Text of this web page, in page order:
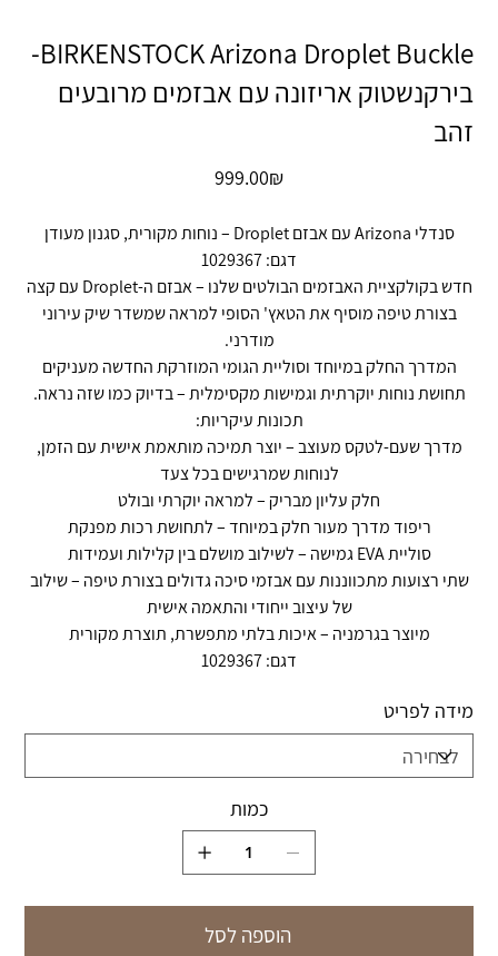
BIRKENSTOCK Arizona Droplet Buckle-
בירקנשטוק אריזונה עם אבזמים מרובעים
זהב
‏999.00 ‏₪
סנדלי Arizona עם אבזם Droplet – נוחות מקורית, סגנון מעודן
דגם: 1029367
חדש בקולקציית האבזמים הבולטים שלנו – אבזם ה-Droplet עם קצה
בצורת טיפה מוסיף את הטאץ' הסופי למראה שמשדר שיק עירוני
מודרני.
המדרך החלק במיוחד וסוליית הגומי המוזרקת החדשה מעניקים
תחושת נוחות יוקרתית וגמישות מקסימלית – בדיוק כמו שזה נראה.
תכונות עיקריות:
מדרך שעם-לטקס מעוצב – יוצר תמיכה מותאמת אישית עם הזמן,
לנוחות שמרגישים בכל צעד
חלק עליון מבריק – למראה יוקרתי ובולט
ריפוד מדרך מעור חלק במיוחד – לתחושת רכות מפנקת
סוליית EVA גמישה – לשילוב מושלם בין קלילות ועמידות
שתי רצועות מתכווננות עם אבזמי סיכה גדולים בצורת טיפה – שילוב
של עיצוב ייחודי והתאמה אישית
מיוצר בגרמניה – איכות בלתי מתפשרת, תוצרת מקורית
דגם: 1029367
מידה לפריט
כמות
הוספה לסל